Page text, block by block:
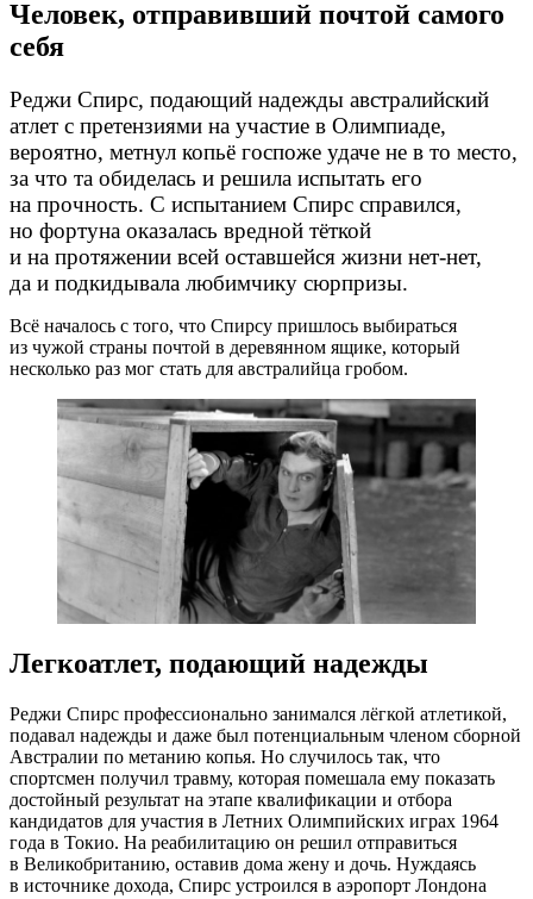
Человек, отправивший почтой самого
себя
Реджи Спирс, подающий надежды австралийский
атлет с претензиями на участие в Олимпиаде,
вероятно, метнул копьё госпоже удаче не в то место,
за что та обиделась и решила испытать его
на прочность. С испытанием Спирс справился,
но фортуна оказалась вредной тёткой
и на протяжении всей оставшейся жизни нет-нет,
да и подкидывала любимчику сюрпризы.
Всё началось с того, что Спирсу пришлось выбираться
из чужой страны почтой в деревянном ящике, который
несколько раз мог стать для австралийца гробом.
Легкоатлет, подающий надежды
Реджи Спирс профессионально занимался лёгкой атлетикой,
подавал надежды и даже был потенциальным членом сборной
Австралии по метанию копья. Но случилось так, что
спортсмен получил травму, которая помешала ему показать
достойный результат на этапе квалификации и отбора
кандидатов для участия в Летних Олимпийских играх 1964
года в Токио. На реабилитацию он решил отправиться
в Великобританию, оставив дома жену и дочь. Нуждаясь
в источнике дохода, Спирс устроился в аэропорт Лондона